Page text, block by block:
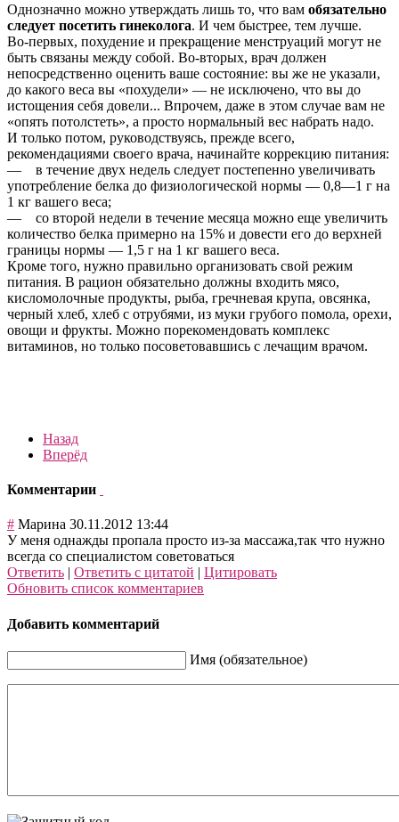
Однозначно можно утверждать лишь то, что вам обязательно
следует посетить гинеколога. И чем быстрее, тем лучше.
Во-первых, похудение и прекращение менструаций могут не
быть связаны между собой. Во-вторых, врач должен
непосредственно оценить ваше состояние: вы же не указали,
до какого веса вы «похудели» — не исключено, что вы до
истощения себя довели... Впрочем, даже в этом случае вам не
«опять потолстеть», а просто нормальный вес набрать надо.
И только потом, руководствуясь, прежде всего,
рекомендациями своего врача, начинайте коррекцию питания:
— в течение двух недель следует постепенно увеличивать
употребление белка до физиологической нормы — 0,8—1 г на
1 кг вашего веса;
— со второй недели в течение месяца можно еще увеличить
количество белка примерно на 15% и довести его до верхней
границы нормы — 1,5 г на 1 кг вашего веса.
Кроме того, нужно правильно организовать свой режим
питания. В рацион обязательно должны входить мясо,
кисломолочные продукты, рыба, гречневая крупа, овсянка,
черный хлеб, хлеб с отрубями, из муки грубого помола, орехи,
овощи и фрукты. Можно порекомендовать комплекс
витаминов, но только посоветовавшись с лечащим врачом.
Назад
Вперёд
Комментарии
# Марина 30.11.2012 13:44
У меня однажды пропала просто из-за массажа,так что нужно
всегда со специалистом советоваться
Ответить | Ответить с цитатой | Цитировать
Обновить список комментариев
Добавить комментарий
Имя (обязательное)